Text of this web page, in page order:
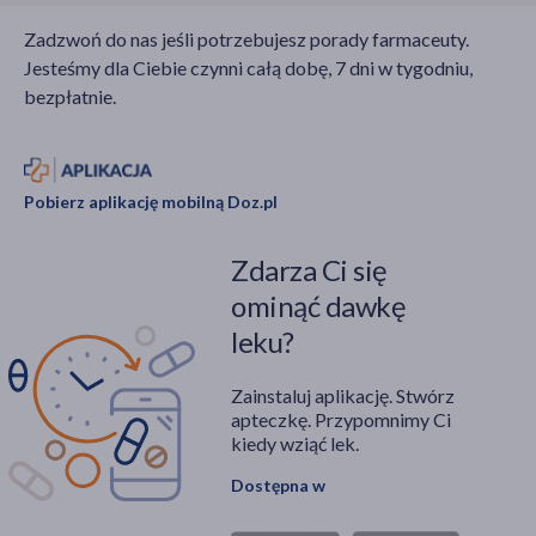
Zadzwoń do nas jeśli potrzebujesz porady farmaceuty.
Jesteśmy dla Ciebie czynni całą dobę, 7 dni w tygodniu,
bezpłatnie.
Pobierz aplikację mobilną Doz.pl
Zdarza Ci się
ominąć dawkę
leku?
Zainstaluj aplikację. Stwórz
apteczkę. Przypomnimy Ci
kiedy wziąć lek.
Dostępna w